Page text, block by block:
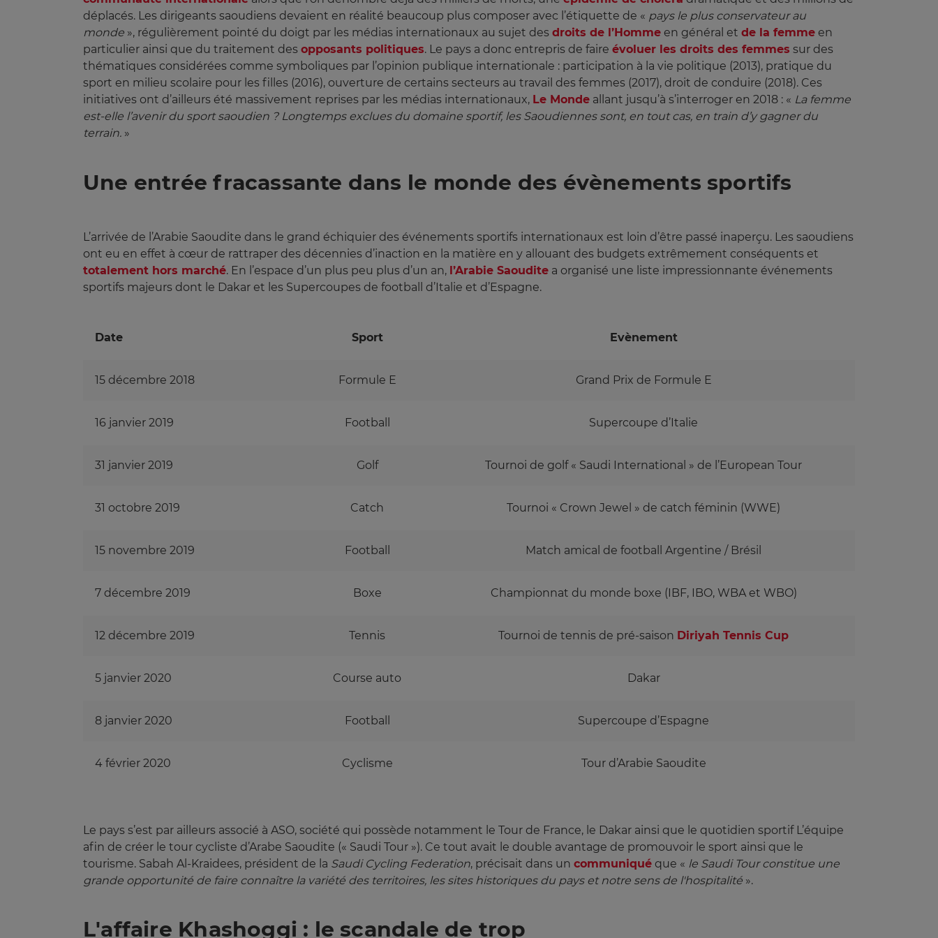
déplacés. Les dirigeants saoudiens devaient en réalité beaucoup plus composer avec l’étiquette de « pays le plus conservateur au
monde », régulièrement pointé du doigt par les médias internationaux au sujet des droits de l’Homme en général et de la femme en
particulier ainsi que du traitement des opposants politiques. Le pays a donc entrepris de faire évoluer les droits des femmes sur des
thématiques considérées comme symboliques par l’opinion publique internationale : participation à la vie politique (2013), pratique du
sport en milieu scolaire pour les filles (2016), ouverture de certains secteurs au travail des femmes (2017), droit de conduire (2018). Ces
initiatives ont d’ailleurs été massivement reprises par les médias internationaux, Le Monde allant jusqu’à s’interroger en 2018 : « La femme
est-elle l’avenir du sport saoudien ? Longtemps exclues du domaine sportif, les Saoudiennes sont, en tout cas, en train d’y gagner du
terrain. »
Une entrée fracassante dans le monde des évènements sportifs
L’arrivée de l’Arabie Saoudite dans le grand échiquier des événements sportifs internationaux est loin d’être passé inaperçu. Les saoudiens
ont eu en effet à cœur de rattraper des décennies d’inaction en la matière en y allouant des budgets extrêmement conséquents et
totalement hors marché. En l’espace d’un plus peu plus d’un an, l’Arabie Saoudite a organisé une liste impressionnante événements
sportifs majeurs dont le Dakar et les Supercoupes de football d’Italie et d’Espagne.
Date Sport Evènement
15 décembre 2018 Formule E Grand Prix de Formule E
16 janvier 2019 Football Supercoupe d’Italie
31 janvier 2019 Golf Tournoi de golf « Saudi International » de l’European Tour
31 octobre 2019 Catch Tournoi « Crown Jewel » de catch féminin (WWE)
15 novembre 2019 Football Match amical de football Argentine / Brésil
7 décembre 2019 Boxe Championnat du monde boxe (IBF, IBO, WBA et WBO)
12 décembre 2019 Tennis Tournoi de tennis de pré-saison Diriyah Tennis Cup
5 janvier 2020 Course auto Dakar
8 janvier 2020 Football Supercoupe d’Espagne
4 février 2020 Cyclisme Tour d’Arabie Saoudite
Le pays s’est par ailleurs associé à ASO, société qui possède notamment le Tour de France, le Dakar ainsi que le quotidien sportif L’équipe
afin de créer le tour cycliste d’Arabe Saoudite (« Saudi Tour »). Ce tout avait le double avantage de promouvoir le sport ainsi que le
tourisme. Sabah Al-Kraidees, président de la Saudi Cycling Federation, précisait dans un communiqué que « le Saudi Tour constitue une
grande opportunité de faire connaître la variété des territoires, les sites historiques du pays et notre sens de l'hospitalité ».
L'affaire Khashoggi : le scandale de trop